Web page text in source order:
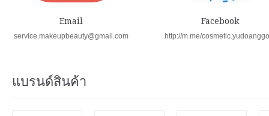
Email
service.makeupbeauty@gmail.com
Facebook
http://m.me/
แบรนด์สินค้า